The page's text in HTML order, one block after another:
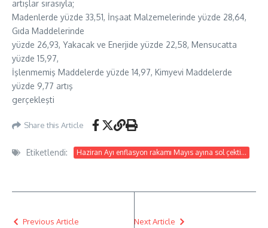
artışlar sırasıyla;
Madenlerde yüzde 33,51, İnşaat Malzemelerinde yüzde 28,64,
Gıda Maddelerinde
yüzde 26,93, Yakacak ve Enerjide yüzde 22,58, Mensucatta
yüzde 15,97,
İşlenmemiş Maddelerde yüzde 14,97, Kimyevi Maddelerde
yüzde 9,77 artış
gerçekleşti
Share this Article
Etiketlendi: Haziran Ayı enflasyon rakamı Mayıs ayına sol çekti...
Previous Article Next Article